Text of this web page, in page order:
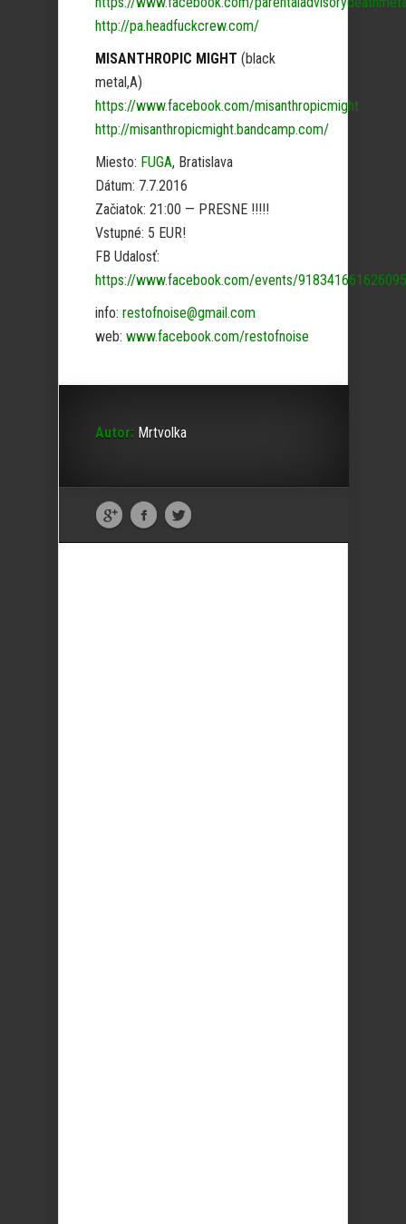
http://pa.headfuckcrew.com/
MISANTHROPIC MIGHT (black
metal,A)
https://www.facebook.com/misanthropicmight
http://misanthropicmight.bandcamp.com/
Miesto: FUGA, Bratislava
Dátum: 7.7.2016
Začiatok: 21:00 — PRESNE !!!!!
Vstupné: 5 EUR!
FB Udalosť:
https://www.facebook.com/events/
info: restofnoise@gmail.com
web: www.facebook.com/restofnoise
Autor: Mrtvolka